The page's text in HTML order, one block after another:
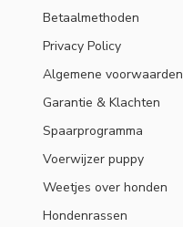
Betaalmethoden
Privacy Policy
Algemene voorwaarden
Garantie & Klachten
Spaarprogramma
Voerwijzer puppy
Weetjes over honden
Hondenrassen